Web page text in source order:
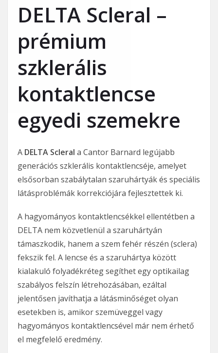
DELTA Scleral –
prémium
szklerális
kontaktlencse
egyedi szemekre
A DELTA Scleral a Cantor Barnard legújabb
generációs szklerális kontaktlencséje, amelyet
elsősorban szabálytalan szaruhártyák és speciális
látásproblémák korrekciójára fejlesztettek ki.
A hagyományos kontaktlencsékkel ellentétben a
DELTA nem közvetlenül a szaruhártyán
támaszkodik, hanem a szem fehér részén (sclera)
fekszik fel. A lencse és a szaruhártya között
kialakuló folyadékréteg segíthet egy optikailag
szabályos felszín létrehozásában, ezáltal
jelentősen javíthatja a látásminőséget olyan
esetekben is, amikor szemüveggel vagy
hagyományos kontaktlencsével már nem érhető
el megfelelő eredmény.